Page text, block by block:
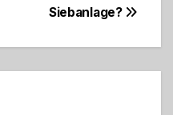
Siebanlage?